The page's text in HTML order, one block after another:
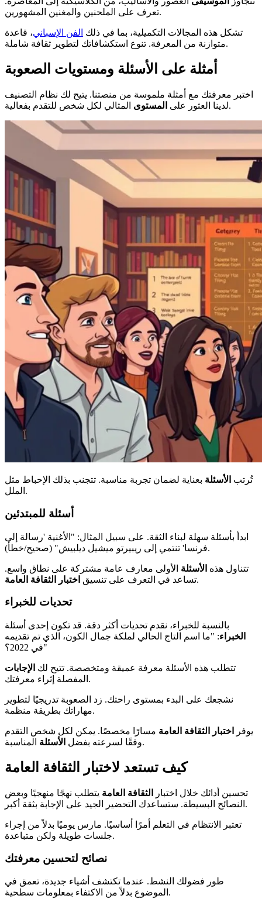
تعرف على الملحنين والمغنين المشهورين.
تشكل هذه المجالات التكميلية، بما في ذلك الفن الإسباني، قاعدة
متوازنة من المعرفة. تنوع استكشافاتك لتطوير ثقافة شاملة.
أمثلة على الأسئلة ومستويات الصعوبة
اختبر معرفتك مع أمثلة ملموسة من منصتنا. يتيح لك نظام التصنيف
لدينا العثور على المستوى المثالي لكل شخص للتقدم بفعالية.
تُرتب الأسئلة بعناية لضمان تجربة مناسبة. تتجنب بذلك الإحباط مثل
الملل.
أسئلة للمبتدئين
ابدأ بأسئلة سهلة لبناء الثقة. على سبيل المثال: "الأغنية 'رسالة إلى
فرنسا' تنتمي إلى ريبيرتو ميشيل ديلبيش" (صحيح/خطأ).
تتناول هذه الأسئلة الأولى معارف عامة مشتركة على نطاق واسع.
تساعد في التعرف على تنسيق اختبار الثقافة العامة .
تحديات للخبراء
بالنسبة للخبراء، نقدم تحديات أكثر دقة. قد تكون إحدى أسئلة
الخبراء: "ما اسم التاج الحالي لملكة جمال الكون، الذي تم تقديمه
في 2022؟"
تتطلب هذه الأسئلة معرفة عميقة ومتخصصة. تتيح لك الإجابات
المفصلة إثراء معرفتك.
نشجعك على البدء بمستوى راحتك. زد الصعوبة تدريجيًا لتطوير
مهاراتك بطريقة منظمة.
يوفر اختبار الثقافة العامة مسارًا مخصصًا. يمكن لكل شخص التقدم
وفقًا لسرعته بفضل الأسئلة المناسبة.
كيف تستعد لاختبار الثقافة العامة
تحسين أدائك خلال اختبار الثقافة العامة يتطلب نهجًا منهجيًا وبعض
النصائح البسيطة. ستساعدك التحضير الجيد على الإجابة بثقة أكبر.
تعتبر الانتظام في التعلم أمرًا أساسيًا. مارس يوميًا بدلاً من إجراء
جلسات طويلة ولكن متباعدة.
نصائح لتحسين معرفتك
طور فضولك النشط. عندما تكتشف أشياء جديدة، تعمق في
الموضوع بدلاً من الاكتفاء بمعلومات سطحية.